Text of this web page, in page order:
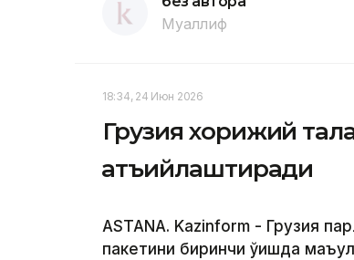
Муаллиф
18:34, 24 Июн 2026
Грузия хорижий
қатъийлаштиради
ASTANA. Kazinform - Грузия
пакетини биринчи ўқишда